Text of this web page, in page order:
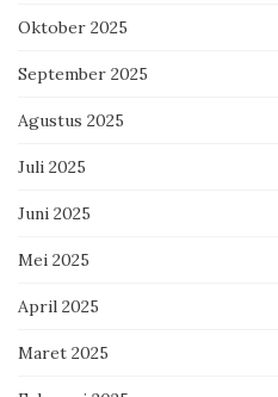
Oktober 2025
September 2025
Agustus 2025
Juli 2025
Juni 2025
Mei 2025
April 2025
Maret 2025